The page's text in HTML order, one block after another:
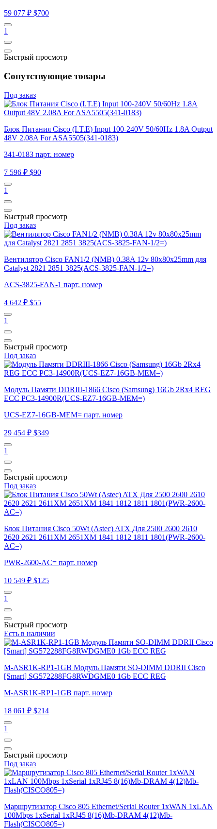
59 077 ₽ $700
1
Быстрый просмотр
Сопутствующие товары
Под заказ
Блок Питания Cisco (I.T.E) Input 100-240V 50/60Hz 1.8A Output
48V 2.08A For ASA5505(341-0183)
341-0183 парт. номер
7 596 ₽ $90
1
Быстрый просмотр
Под заказ
Вентилятор Cisco FAN1/2 (NMB) 0.38A 12v 80x80x25mm для
Catalyst 2821 2851 3825(ACS-3825-FAN-1/2=)
ACS-3825-FAN-1 парт. номер
4 642 ₽ $55
1
Быстрый просмотр
Под заказ
Модуль Памяти DDRIII-1866 Cisco (Samsung) 16Gb 2Rx4 REG
ECC PC3-14900R(UCS-EZ7-16GB-MEM=)
UCS-EZ7-16GB-MEM= парт. номер
29 454 ₽ $349
1
Быстрый просмотр
Под заказ
Блок Питания Cisco 50Wt (Astec) ATX Для 2500 2600 2610
2620 2621 2611XM 2651XM 1841 1812 1811 1801(PWR-2600-
AC=)
PWR-2600-AC= парт. номер
10 549 ₽ $125
1
Быстрый просмотр
Есть в наличии
M-ASR1K-RP1-1GB Модуль Памяти SO-DIMM DDRII Cisco
[Smart] SG572288FG8RWDGME0 1Gb ECC REG
M-ASR1K-RP1-1GB парт. номер
18 061 ₽ $214
1
Быстрый просмотр
Под заказ
Маршрутизатор Cisco 805 Ethernet/Serial Router 1xWAN 1xLAN
100Mbps 1xSerial 1xRJ45 8(16)Mb-DRAM 4(12)Mb-
Flash(CISCO805=)